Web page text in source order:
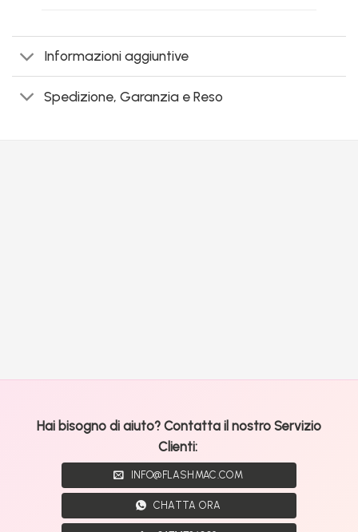
Informazioni aggiuntive
Spedizione, Garanzia e Reso
Hai bisogno di aiuto? Contatta il nostro Servizio
Clienti:
INFO@FLASHMAC.COM
CHATTA ORA